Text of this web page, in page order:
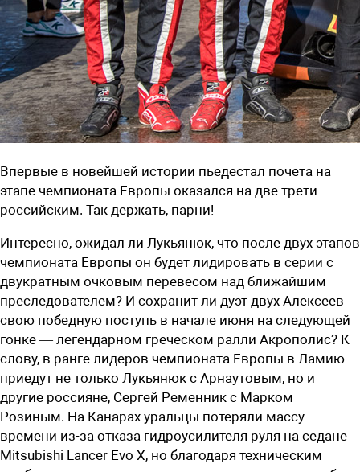
Впервые в новейшей истории пьедестал почета на
этапе чемпионата Европы оказался на две трети
российским. Так держать, парни!
Интересно, ожидал ли Лукьянюк, что после двух этапов
чемпионата Европы он будет лидировать в серии с
двукратным очковым перевесом над ближайшим
преследователем? И сохранит ли дуэт двух Алексеев
свою победную поступь в начале июня на следующей
гонке — легендарном греческом ралли Акрополис? К
слову, в ранге лидеров чемпионата Европы в Ламию
приедут не только Лукьянюк с Арнаутовым, но и
другие россияне, Сергей Ременник с Марком
Розиным. На Канарах уральцы потеряли массу
времени из-за отказа гидроусилителя руля на седане
Mitsubishi Lancer Evo X, но благодаря техническим